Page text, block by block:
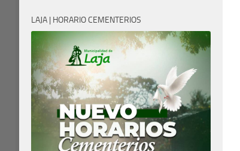
LAJA | HORARIO CEMENTERIOS